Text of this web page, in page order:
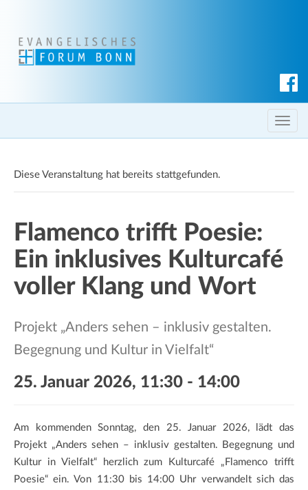
c
h T
o
l
v
Diese Veranstaltung hat bereits stattgefunden.
Flamenco trifft Poesie:
Ein inklusives Kulturcafé
voller Klang und Wort
Projekt „Anders sehen – inklusiv gestalten.
Begegnung und Kultur in Vielfalt“
25. Januar 2026, 11:30 - 14:00
Am kommenden Sonntag, den 25. Januar 2026, lädt das
Projekt „Anders sehen – inklusiv gestalten. Begegnung und
Kultur in Vielfalt“ herzlich zum Kulturcafé „Flamenco trifft
Poesie“ ein. Von 11:30 bis 14:00 Uhr verwandelt sich das